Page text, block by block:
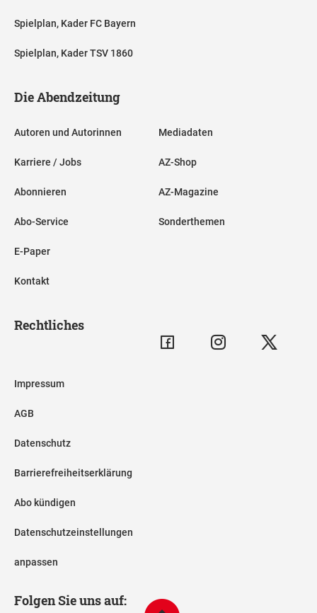
Spielplan, Kader FC Bayern
Spielplan, Kader TSV 1860
Die Abendzeitung
Autoren und Autorinnen
Karriere / Jobs
Abonnieren
Abo-Service
E-Paper
Kontakt
Mediadaten
AZ-Shop
AZ-Magazine
Sonderthemen
Rechtliches
Impressum
AGB
Datenschutz
Barrierefreiheitserklärung
Abo kündigen
Datenschutzeinstellungen
anpassen
Folgen Sie uns auf: